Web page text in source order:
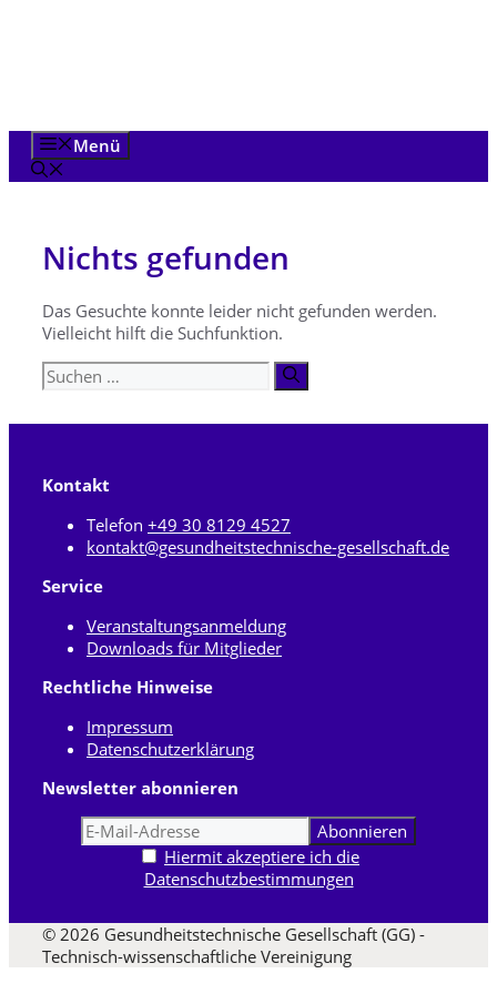
Menü
Nichts gefunden
Das Gesuchte konnte leider nicht gefunden werden.
Vielleicht hilft die Suchfunktion.
Suchen
nach:
Kontakt
Telefon +49 30 8129 4527
kontakt@gesundheitstechnische-gesellschaft.de
Service
Veranstaltungsanmeldung
Downloads für Mitglieder
Rechtliche Hinweise
Impressum
Datenschutzerklärung
Newsletter abonnieren
Hiermit akzeptiere ich die
Datenschutzbestimmungen
© 2026 Gesundheitstechnische Gesellschaft (GG) -
Technisch-wissenschaftliche Vereinigung